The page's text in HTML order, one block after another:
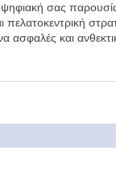
σας
ασφαλές και